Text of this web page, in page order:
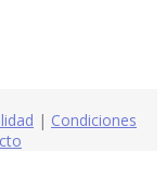
| Condiciones